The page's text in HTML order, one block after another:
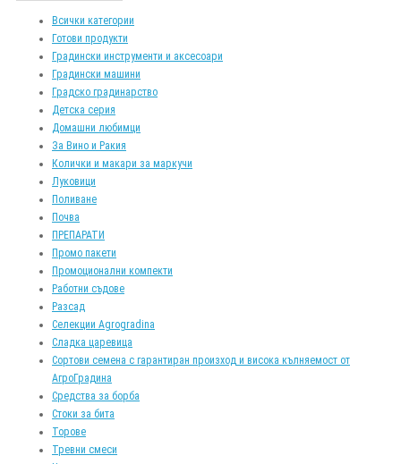
Всички категории
Готови продукти
Градински инструменти и аксесоари
Градински машини
Градско градинарство
Детска серия
Домашни любимци
За Вино и Ракия
Колички и макари за маркучи
Луковици
Поливане
Почва
ПРЕПАРАТИ
Промо пакети
Промоционални компекти
Работни съдове
Разсад
Селекции Agrogradina
Сладка царевица
Сортови семена с гарантиран произход и висока кълняемост от
АгроГрадина
Средства за борба
Стоки за бита
Торове
Тревни смеси